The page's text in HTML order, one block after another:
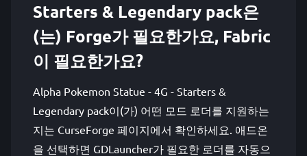
Starters & Legendary pack은
(는) Forge가 필요한가요, Fabric
이 필요한가요?
Alpha Pokemon Statue - 4G - Starters &
Legendary pack이(가) 어떤 모드 로더를 지원하는
지는 CurseForge 페이지에서 확인하세요. 애드온
을 선택하면 GDLauncher가 필요한 로더를 자동으